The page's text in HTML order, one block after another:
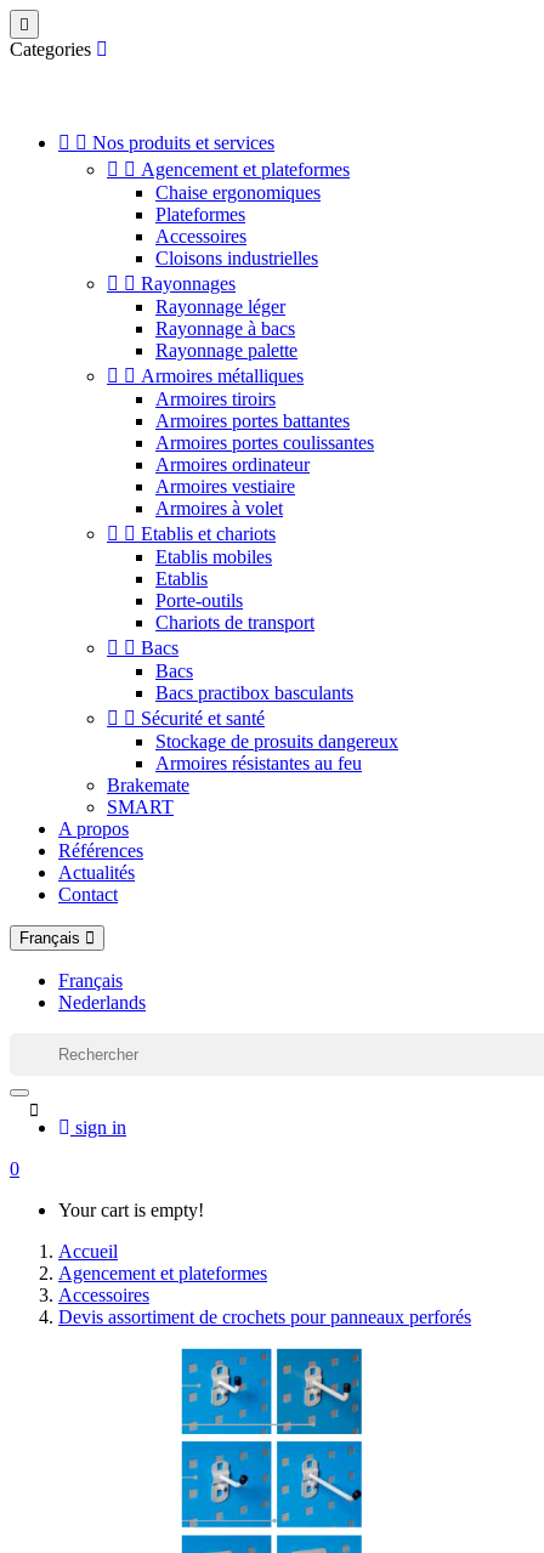

Categories
  Nos produits et services
  Agencement et plateformes
Chaise ergonomiques
Plateformes
Accessoires
Cloisons industrielles
  Rayonnages
Rayonnage léger
Rayonnage à bacs
Rayonnage palette
  Armoires métalliques
Armoires tiroirs
Armoires portes battantes
Armoires portes coulissantes
Armoires ordinateur
Armoires vestiaire
Armoires à volet
  Etablis et chariots
Etablis mobiles
Etablis
Porte-outils
Chariots de transport
  Bacs
Bacs
Bacs practibox basculants
  Sécurité et santé
Stockage de prosuits dangereux
Armoires résistantes au feu
Brakemate
SMART
A propos
Références
Actualités
Contact
Français
Français
Nederlands
sign in
0
Your cart is empty!
Accueil
Agencement et plateformes
Accessoires
Devis assortiment de crochets pour panneaux perforés